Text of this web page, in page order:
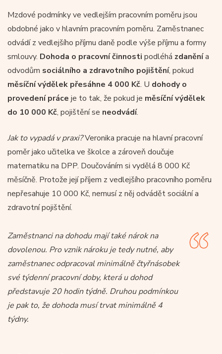
Mzdové podmínky ve vedlejším pracovním poměru jsou
obdobné jako v hlavním pracovním poměru. Zaměstnanec
odvádí z vedlejšího příjmu daně podle výše příjmu a formy
smlouvy. Dohoda o pracovní činnosti podléhá zdaněnía
odvodům sociálního a zdravotního pojištění, pokud
měsíční výdělek přesáhne 4 000 Kč. U dohody o
provedení práce je to tak, že pokud je měsíční výdělek
do 10 000 Kč, pojištění se neodvádí.
Jak to vypadá v praxi?Veronika pracuje na hlavní pracovní
poměr jako učitelka ve školce a zároveň doučuje
matematiku na DPP. Doučováním si vydělá 8 000 Kč
měsíčně. Protože její příjem z vedlejšího pracovního poměru
nepřesahuje 10 000 Kč, nemusí z něj odvádět sociální a
zdravotní pojištění.
Zaměstnanci na dohodu mají také nárok na
dovolenou. Pro vznik nároku je tedy nutné, aby
zaměstnanec odpracoval minimálně čtyřnásobek
své týdenní pracovní doby, která u dohod
představuje 20 hodin týdně. Druhou podmínkou
je pak to, že dohoda musí trvat minimálně 4
týdny.